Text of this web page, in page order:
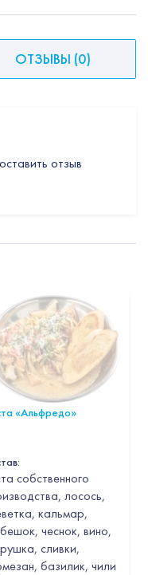
ОТЗЫВЫ (0)
отзыв
«Альфредо»
собственного
лосось,
кальмар,
чеснок, вино,
сливки,
базилик, чили